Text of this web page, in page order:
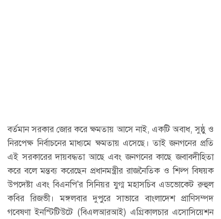
বর্তমান সরকার জোর করে ক্ষমতায় আসে নাই, একটি অবাধ, সুষ্ঠু ও
নিরপেক্ষ নির্বাচনের মাধ্যমে ক্ষমতায় এসেছে। তাই জনগনের প্রতি
এই সরকারের দায়বদ্ধতা আছে এবং জনগনের কাছে জবাবদীহিতা
করে বলে মন্তব্য করেছেন প্রধানমন্ত্রীর রাজনৈতিক ও শিল্প বিষয়ক
উপদেষ্টা এবং বিএনপি'র সিনিয়র যুগ্ম মহাসচিব এডভোকেট রুহুল
কবির রিজভী। মঙ্গলবার দুপুরে সাভারে বাংলাদেশ প্রাণিসম্পদ
গবেষণা ইনস্টিটিউটে (বিএলআরআই) এগ্রিকালচার এসোসিয়েশন